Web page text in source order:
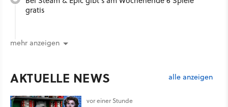
gratis
mehr anzeigen
AKTUELLE NEWS alle anzeigen
vor einer Stunde